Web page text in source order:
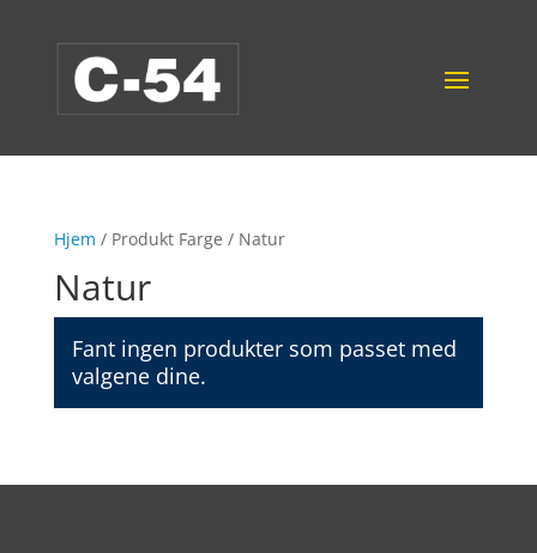
Hjem / Produkt Farge / Natur
Natur
Fant ingen produkter som passet med
valgene dine.